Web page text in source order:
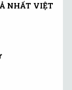
NHẤT VIỆT